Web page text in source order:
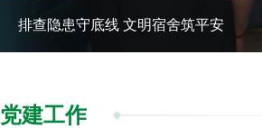
排查隐患守底线 文明宿舍筑平安
党建工作